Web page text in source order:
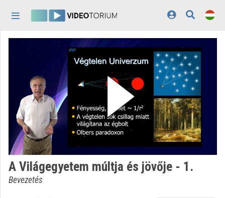
Bejelentkezés
Felfedezés
Kategóriák
Lejátszási listák
Intézmények
Közreműködők
A Világegyetem múltja és jövője - 1.
Bevezetés